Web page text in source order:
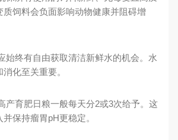
质饲料会负面影响动物健康并阻碍增
始终有自由获取清洁新鲜水的机会。水
化至关重要。
产育肥日粮一般每天分2或3次给予。这
保持瘤胃pH更稳定。